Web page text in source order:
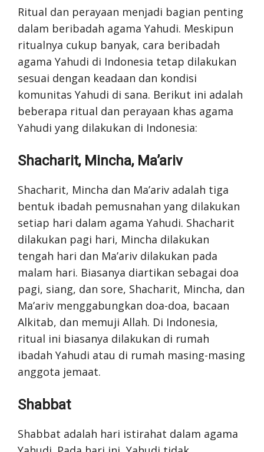
Ritual dan perayaan menjadi bagian penting
dalam beribadah agama Yahudi. Meskipun
ritualnya cukup banyak, cara beribadah
agama Yahudi di Indonesia tetap dilakukan
sesuai dengan keadaan dan kondisi
komunitas Yahudi di sana. Berikut ini adalah
beberapa ritual dan perayaan khas agama
Yahudi yang dilakukan di Indonesia:
Shacharit, Mincha, Ma’ariv
Shacharit, Mincha dan Ma’ariv adalah tiga
bentuk ibadah pemusnahan yang dilakukan
setiap hari dalam agama Yahudi. Shacharit
dilakukan pagi hari, Mincha dilakukan
tengah hari dan Ma’ariv dilakukan pada
malam hari. Biasanya diartikan sebagai doa
pagi, siang, dan sore, Shacharit, Mincha, dan
Ma’ariv menggabungkan doa-doa, bacaan
Alkitab, dan memuji Allah. Di Indonesia,
ritual ini biasanya dilakukan di rumah
ibadah Yahudi atau di rumah masing-masing
anggota jemaat.
Shabbat
Shabbat adalah hari istirahat dalam agama